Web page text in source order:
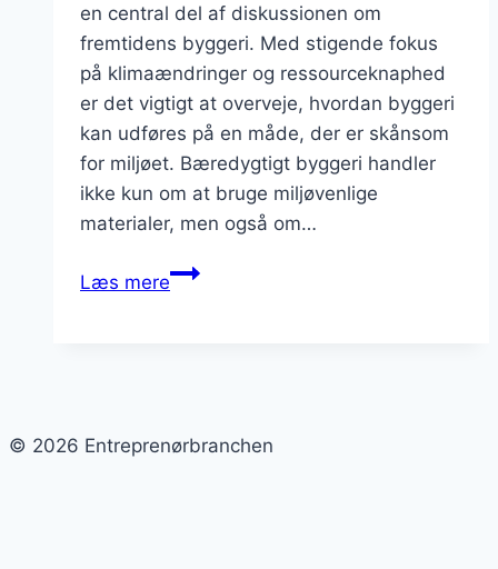
en central del af diskussionen om
fremtidens byggeri. Med stigende fokus
på klimaændringer og ressourceknaphed
er det vigtigt at overveje, hvordan byggeri
kan udføres på en måde, der er skånsom
for miljøet. Bæredygtigt byggeri handler
ikke kun om at bruge miljøvenlige
materialer, men også om…
Læs mereBæredygtigt
© 2026 Entreprenørbranchen